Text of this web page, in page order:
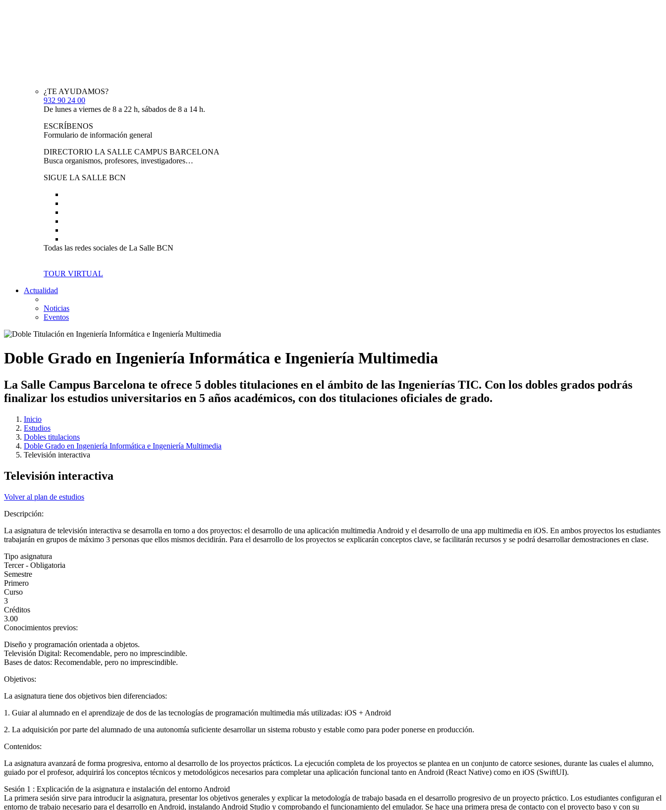
¿TE AYUDAMOS?
932 90 24 00
De lunes a viernes de 8 a 22 h, sábados de 8 a 14 h.
ESCRÍBENOS
Formulario de información general
DIRECTORIO LA SALLE CAMPUS BARCELONA
Busca organismos, profesores, investigadores…
SIGUE LA SALLE BCN
Todas las redes sociales de La Salle BCN
TOUR VIRTUAL
Actualidad
Noticias
Eventos
Doble Grado en Ingeniería Informática e Ingeniería Multimedia
La Salle Campus Barcelona te ofrece 5 dobles titulaciones en el ámbito de las Ingenierías TIC. Con los dobles grados podrás
finalizar los estudios universitarios en 5 años académicos, con dos titulaciones oficiales de grado.
Inicio
Estudios
Dobles titulacions
Doble Grado en Ingeniería Informática e Ingeniería Multimedia
Televisión interactiva
Televisión interactiva
Volver al plan de estudios
Descripción:
La asignatura de televisión interactiva se desarrolla en torno a dos proyectos: el desarrollo de una aplicación multimedia Android y el desarrollo de una app multimedia en iOS. En ambos proyectos los estudiantes
trabajarán en grupos de máximo 3 personas que ellos mismos decidirán. Para el desarrollo de los proyectos se explicarán conceptos clave, se facilitarán recursos y se podrá desarrollar demostraciones en clase.
Tipo asignatura
Tercer - Obligatoria
Semestre
Primero
Curso
3
Créditos
3.00
Conocimientos previos:
Diseño y programación orientada a objetos.
Televisión Digital: Recomendable, pero no imprescindible.
Bases de datos: Recomendable, pero no imprescindible.
Objetivos:
La asignatura tiene dos objetivos bien diferenciados:
1. Guiar al alumnado en el aprendizaje de dos de las tecnologías de programación multimedia más utilizadas: iOS + Android
2. La adquisición por parte del alumnado de una autonomía suficiente desarrollar un sistema robusto y estable como para poder ponerse en producción.
Contenidos:
La asignatura avanzará de forma progresiva, entorno al desarrollo de los proyectos prácticos. La ejecución completa de los proyectos se plantea en un conjunto de catorce sesiones, durante las cuales el alumno,
guiado por el profesor, adquirirá los conceptos técnicos y metodológicos necesarios para completar una aplicación funcional tanto en Android (React Native) como en iOS (SwiftUI).
Sesión 1 : Explicación de la asignatura e instalación del entorno Android
La primera sesión sirve para introducir la asignatura, presentar los objetivos generales y explicar la metodología de trabajo basada en el desarrollo progresivo de un proyecto práctico. Los estudiantes configuran el
entorno de trabajo necesario para el desarrollo en Android, instalando Android Studio y comprobando el funcionamiento del emulador. Se hace una primera presa de contacto con el proyecto baso y con su